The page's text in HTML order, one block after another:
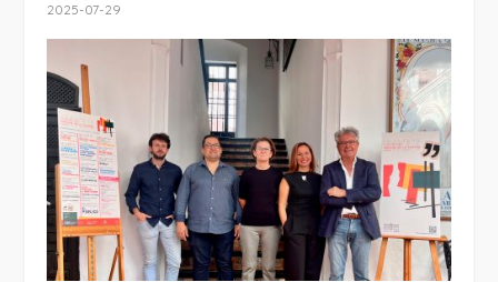
2025-07-29